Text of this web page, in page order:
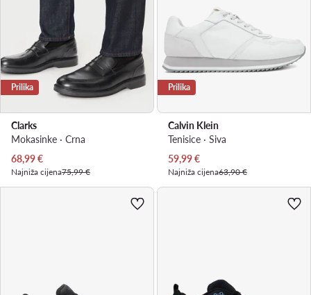
Prilika
Clarks
Mokasinke · Crna
Trenutna cijena
68,99€
Najniža cijena75,99 €
Prilika
Calvin Klein
Tenisice · Siva
Trenutna cijena
59,99€
Najniža cijena63,90 €